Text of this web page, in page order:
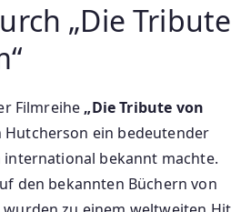
„Die Tribute
Filmreihe „Die Tribute von
Hutcherson ein bedeutender
bekannt machte.
den bekannten Büchern von